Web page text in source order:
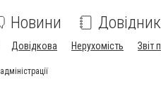
Новини Довідник
Довідкова Нерухомість Звіт